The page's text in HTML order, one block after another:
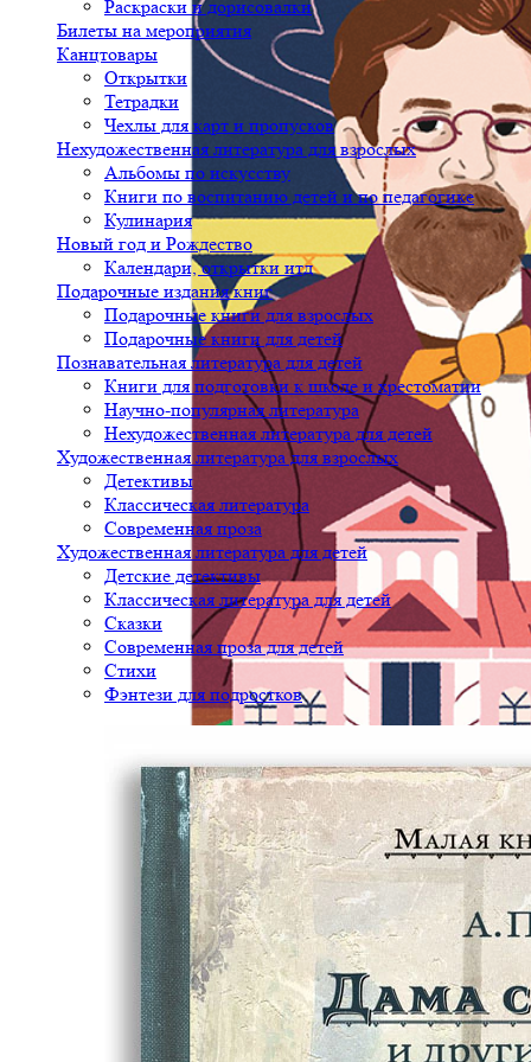
Раскраски и дорисовалки
Билеты на мероприятия
Канцтовары
Открытки
Тетрадки
Чехлы для карт и пропусков
Нехудожественная литература для взрослых
Альбомы по искусству
Книги по воспитанию детей и по педагогике
Кулинария
Новый год и Рождество
Календари, открытки итд
Подарочные издания книг
Подарочные книги для взрослых
Подарочные книги для детей
Познавательная литература для детей
Книги для подготовки к школе и хрестоматии
Научно-популярная литература
Нехудожественная литература для детей
Художественная литература для взрослых
Детективы
Классическая литература
Современная проза
Художественная литература для детей
Детские детективы
Классическая литература для детей
Сказки
Современная проза для детей
Стихи
Фэнтези для подростков